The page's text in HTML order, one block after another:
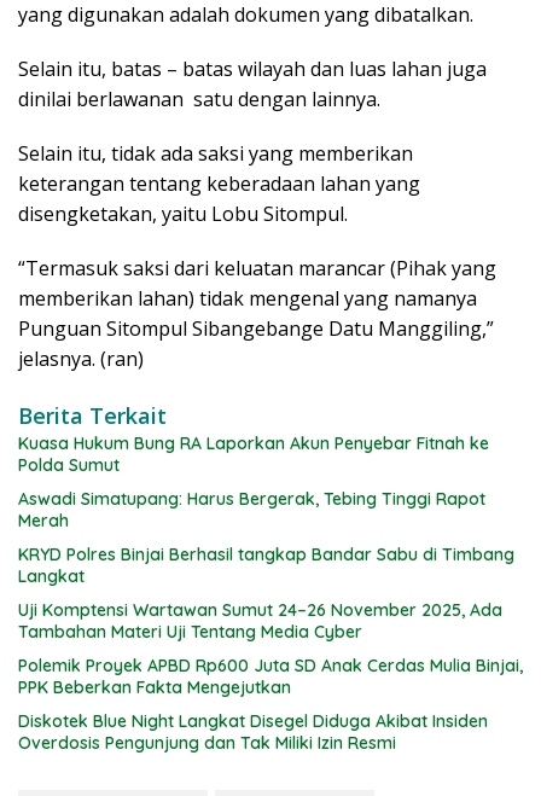
yang digunakan adalah dokumen yang dibatalkan.
Selain itu, batas – batas wilayah dan luas lahan juga
dinilai berlawanan satu dengan lainnya.
Selain itu, tidak ada saksi yang memberikan
keterangan tentang keberadaan lahan yang
disengketakan, yaitu Lobu Sitompul.
“Termasuk saksi dari keluatan marancar (Pihak yang
memberikan lahan) tidak mengenal yang namanya
Punguan Sitompul Sibangebange Datu Manggiling,”
jelasnya. (ran)
Berita Terkait
Kuasa Hukum Bung RA Laporkan Akun Penyebar Fitnah ke
Polda Sumut
Aswadi Simatupang: Harus Bergerak, Tebing Tinggi Rapot
Merah
KRYD Polres Binjai Berhasil tangkap Bandar Sabu di Timbang
Langkat
Uji Komptensi Wartawan Sumut 24–26 November 2025, Ada
Tambahan Materi Uji Tentang Media Cyber
Polemik Proyek APBD Rp600 Juta SD Anak Cerdas Mulia Binjai,
PPK Beberkan Fakta Mengejutkan
Diskotek Blue Night Langkat Disegel Diduga Akibat Insiden
Overdosis Pengunjung dan Tak Miliki Izin Resmi